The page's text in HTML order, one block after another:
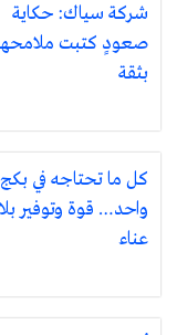
شركة سياك: حكاية
صعودٍ كتبت
بثقة
كل ما تحتاجه في بكج
واحد… قوة وتوفير بلا
عناء